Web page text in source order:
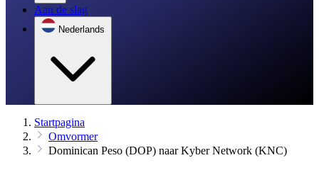
Aan de slag
Nederlands
Startpagina
Omvormer
Dominican Peso (DOP) naar Kyber Network (KNC)